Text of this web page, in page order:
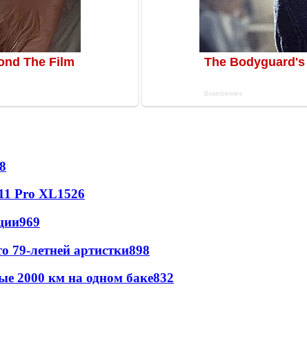
Pro XL1526
969
79-летней артистки898
2000 км на одном баке832